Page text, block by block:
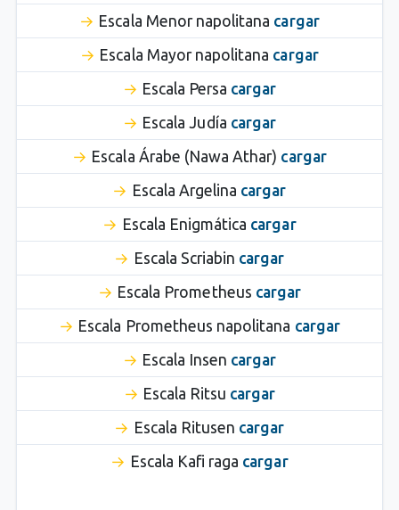
Escala Menor napolitana cargar
Escala Mayor napolitana cargar
Escala Persa cargar
Escala Judía cargar
Escala Árabe (Nawa Athar) cargar
Escala Argelina cargar
Escala Enigmática cargar
Escala Scriabin cargar
Escala Prometheus cargar
Escala Prometheus napolitana cargar
Escala Insen cargar
Escala Ritsu cargar
Escala Ritusen cargar
Escala Kafi raga cargar